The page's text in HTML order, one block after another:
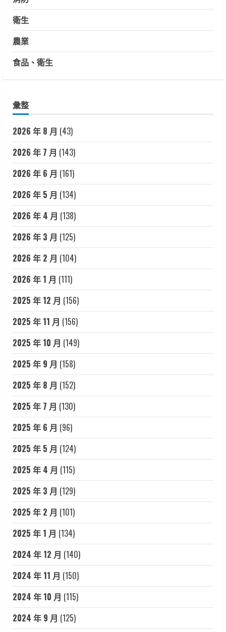
衛生
農業
食品、衛生
彙整
2026 年 8 月 (43)
2026 年 7 月 (143)
2026 年 6 月 (161)
2026 年 5 月 (134)
2026 年 4 月 (138)
2026 年 3 月 (125)
2026 年 2 月 (104)
2026 年 1 月 (111)
2025 年 12 月 (156)
2025 年 11 月 (156)
2025 年 10 月 (149)
2025 年 9 月 (158)
2025 年 8 月 (152)
2025 年 7 月 (130)
2025 年 6 月 (96)
2025 年 5 月 (124)
2025 年 4 月 (115)
2025 年 3 月 (129)
2025 年 2 月 (101)
2025 年 1 月 (134)
2024 年 12 月 (140)
2024 年 11 月 (150)
2024 年 10 月 (115)
2024 年 9 月 (125)